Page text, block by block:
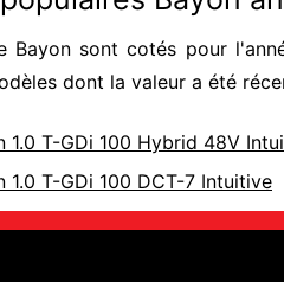
Bayon sont cotés pour
dont la valeur a été
1.0 T-GDi 100 Hybrid 48V
1.0 T-GDi 100 DCT-7 Intuitive